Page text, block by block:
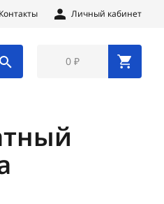
Контакты Личный кабинет
0 ₽